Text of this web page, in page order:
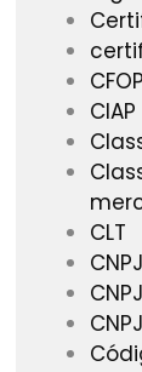
CFOP
CIAP
CLT
CNPJ